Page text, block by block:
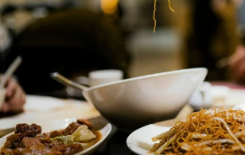
berlin
nord
wahrheit
verlag
verlag